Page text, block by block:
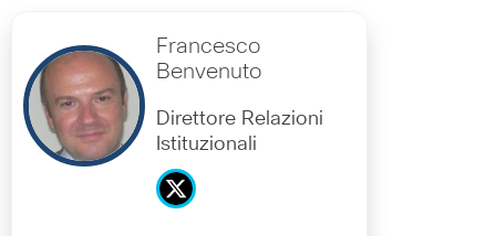
Francesco
Benvenuto
Direttore Relazioni
Istituzionali